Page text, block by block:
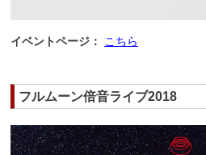
イベントページ： こちら
フルムーン倍音ライブ2018